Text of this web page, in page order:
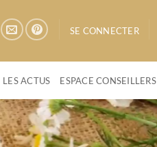
SE CONNECTER
LES ACTUS ESPACE CONSEILLERS